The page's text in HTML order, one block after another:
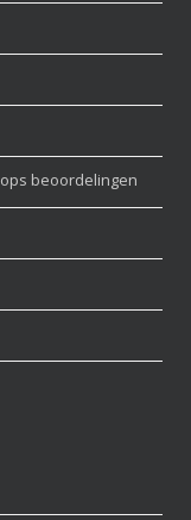
beoordelingen